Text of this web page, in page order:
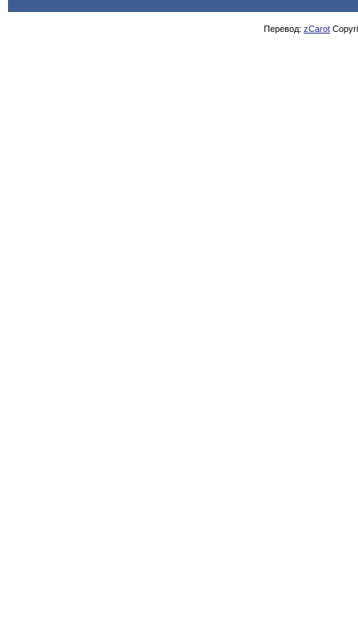
Перевод: zCarot